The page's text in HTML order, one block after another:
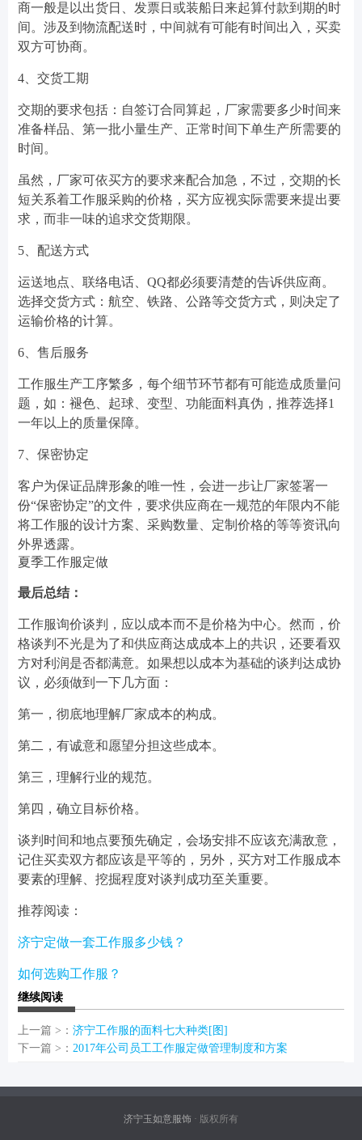
商一般是以出货日、发票日或装船日来起算付款到期的时
间。涉及到物流配送时，中间就有可能有时间出入，买卖
双方可协商。
4、交货工期
交期的要求包括：自签订合同算起，厂家需要多少时间来
准备样品、第一批小量生产、正常时间下单生产所需要的
时间。
虽然，厂家可依买方的要求来配合加急，不过，交期的长
短关系着工作服采购的价格，买方应视实际需要来提出要
求，而非一味的追求交货期限。
5、配送方式
运送地点、联络电话、QQ都必须要清楚的告诉供应商。
选择交货方式：航空、铁路、公路等交货方式，则决定了
运输价格的计算。
6、售后服务
工作服生产工序繁多，每个细节环节都有可能造成质量问
题，如：褪色、起球、变型、功能面料真伪，推荐选择1
一年以上的质量保障。
7、保密协定
客户为保证品牌形象的唯一性，会进一步让厂家签署一
份“保密协定”的文件，要求供应商在一规范的年限内不能
将工作服的设计方案、采购数量、定制价格的等等资讯向
外界透露。
夏季工作服定做
最后总结：
工作服询价谈判，应以成本而不是价格为中心。然而，价
格谈判不光是为了和供应商达成成本上的共识，还要看双
方对利润是否都满意。如果想以成本为基础的谈判达成协
议，必须做到一下几方面：
第一，彻底地理解厂家成本的构成。
第二，有诚意和愿望分担这些成本。
第三，理解行业的规范。
第四，确立目标价格。
谈判时间和地点要预先确定，会场安排不应该充满敌意，
记住买卖双方都应该是平等的，另外，买方对工作服成本
要素的理解、挖掘程度对谈判成功至关重要。
推荐阅读：
济宁定做一套工作服多少钱？
如何选购工作服？
继续阅读
上一篇 >： 济宁工作服的面料七大种类[图]
下一篇 >： 2017年公司员工工作服定做管理制度和方案
济宁玉如意服饰 · 版权所有